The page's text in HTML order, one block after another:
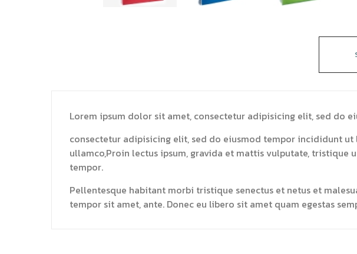
Lorem ipsum dolor sit amet, consectetur adipisicing elit, sed do
consectetur adipisicing elit, sed do eiusmod tempor incididunt
ullamco,Proin lectus ipsum, gravida et mattis vulputate,
tempor.
Pellentesque habitant morbi tristique senectus et netus et
tempor sit amet, ante. Donec eu libero sit amet quam egestas